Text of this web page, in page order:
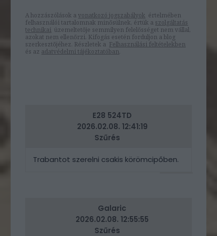
A hozzászólások avonatkozó jogszabályok értelmében
felhasználói tartalomnak minősülnek, értük a szolgáltatás
technikai üzemeltetője semmilyen felelősséget nem vállal,
azokat nem ellenőrzi. Kifogás esetén forduljon a blog
szerkesztőjéhez. Részletek a Felhasználási feltételekben
és az adatvédelmi tájékoztatóban.
E28 524TD
2026.02.08. 12:41:19
Szűrés
Trabantot szerelni csakis körömcipőben.
Galaric
2026.02.08. 12:55:55
Szűrés